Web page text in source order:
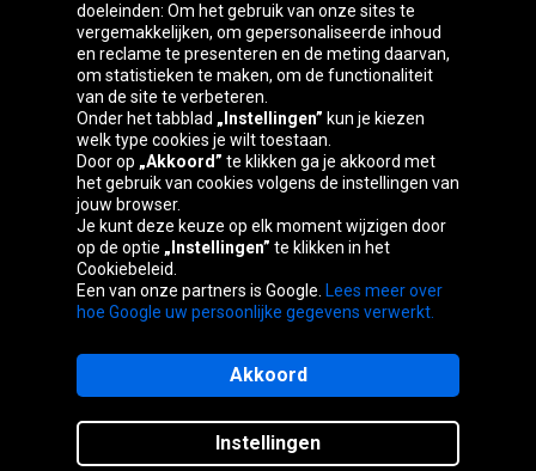
Belgique
Česká
republika
Deutschland Éire
España France Italia Magyarország
Österreich
republika
Kingdom
Sitemaps
doeleinden: Om het gebruik van onze sites te
vergemakkelijken, om gepersonaliseerde inhoud
en reclame te presenteren en de meting daarvan,
om statistieken te maken, om de functionaliteit
van de site te verbeteren.
Onder het tabblad „Instellingen” kun je kiezen
welk type cookies je wilt toestaan.
Door op „Akkoord” te klikken ga je akkoord met
het gebruik van cookies volgens de instellingen van
jouw browser.
Je kunt deze keuze op elk moment wijzigen door
op de optie „Instellingen” te klikken in het
Cookiebeleid.
Een van onze partners is Google. Lees meer over
hoe Google uw persoonlijke gegevens verwerkt.
Instellingen
Akkoord